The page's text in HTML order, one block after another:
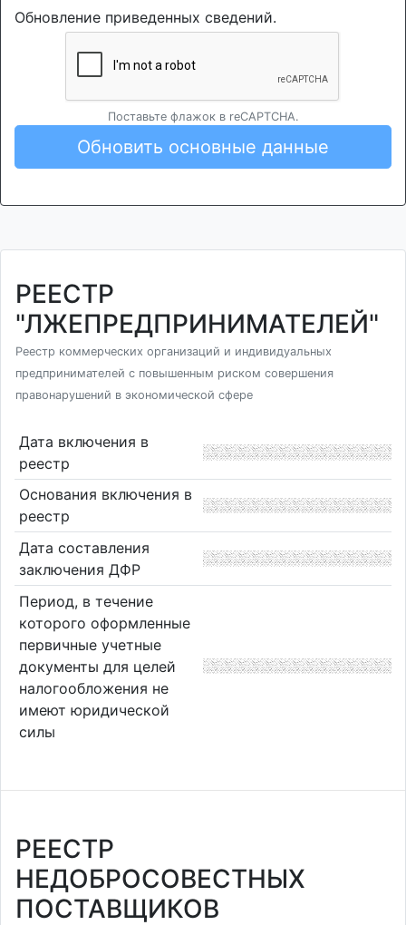
Обновление приведенных сведений.
Поставьте флажок в reCAPTCHA.
Обновить основные данные
РЕЕСТР
"ЛЖЕПРЕДПРИНИМАТЕЛЕЙ"
Реестр коммерческих организаций и индивидуальных
предпринимателей с повышенным риском совершения
правонарушений в экономической сфере
Дата включения в
реестр
Основания включения в
реестр
Дата составления
заключения ДФР
Период, в течение
которого оформленные
первичные учетные
документы для целей
налогообложения не
имеют юридической
силы
РЕЕСТР
НЕДОБРОСОВЕСТНЫХ
ПОСТАВЩИКОВ